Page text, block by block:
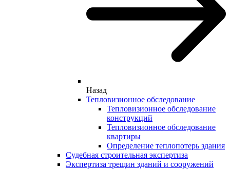
Назад
Тепловизионное обследование
Тепловизионное обследование
конструкций
Тепловизионное обследование
квартиры
Определение теплопотерь здания
Судебная строительная экспертиза
Экспертиза трещин зданий и сооружений